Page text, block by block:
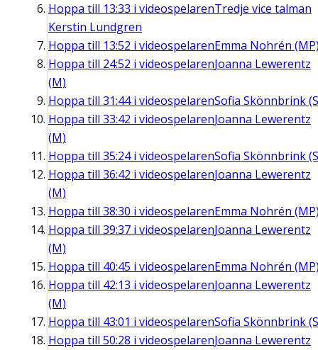
Hoppa till 13:33 i videospelarenTredje vice talman
Kerstin Lundgren
Hoppa till 13:52 i videospelarenEmma Nohrén
Hoppa till 24:52 i videospelarenJoanna Lewerentz
(M)
Hoppa till 31:44i videospelarenSofia Skönnbrink
Hoppa till 33:42 i videospelarenJoanna Lewerentz
(M)
Hoppa till 35:24i videospelarenSofia Skönnbrink
Hoppa till 36:42 i videospelarenJoanna Lewerentz
(M)
Hoppa till 38:30 i videospelarenEmma Nohrén
Hoppa till 39:37 i videospelarenJoanna Lewerentz
(M)
Hoppa till 40:45 i videospelarenEmma Nohrén
Hoppa till 42:13 i videospelarenJoanna Lewerentz
(M)
Hoppa till 43:01 i videospelarenSofia Skönnbrink
Hoppa till 50:28 i videospelarenJoanna Lewerentz